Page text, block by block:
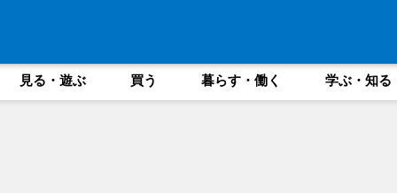
見る・遊ぶ 買う 暮らす・働く 学ぶ・知る